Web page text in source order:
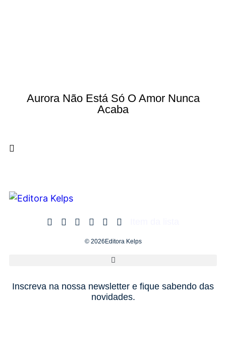
Aurora Não Está Só O Amor Nunca
Acaba
© 2026Editora Kelps
Inscreva na nossa newsletter e fique sabendo das
novidades.